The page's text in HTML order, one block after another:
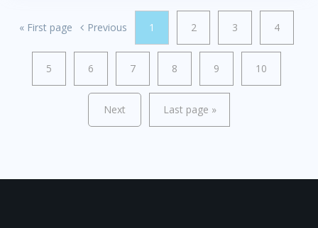
«First page Previous 1 2 3 4
5 6 7 8 9 10
Next Last page »